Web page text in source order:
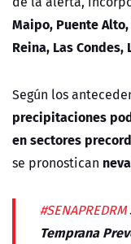
Maipo, Puente
Reina, Las
Según los
precipitaciones
en sectores
se pronostican
#SENAPREDRM
Temprana